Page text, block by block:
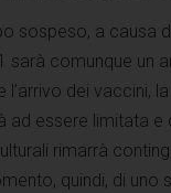
sospeso, a causa
sarà comunque un
l’arrivo dei vaccini,
ad essere limitata e
rimarrà
quindi, di